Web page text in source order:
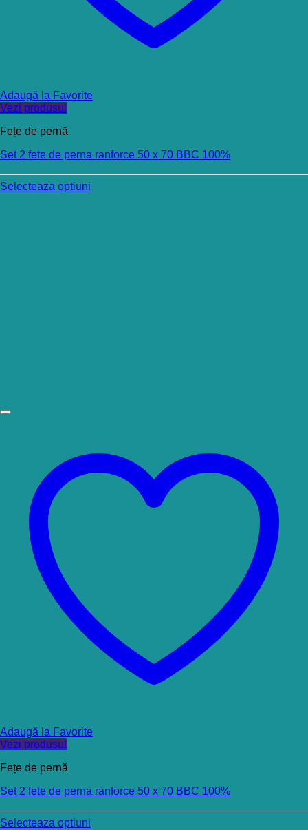
Adaugă la Favorite
Vezi produsul
Fețe de pernă
Set 2 fete de perna ranforce 50 x 70 BBC 100%
Selecteaza optiuni
Adaugă la Favorite
Vezi produsul
Fețe de pernă
Set 2 fete de perna ranforce 50 x 70 BBC 100%
Selecteaza optiuni